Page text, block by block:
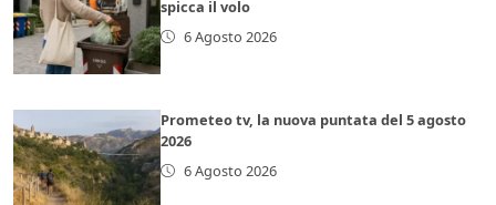
spicca il volo
6 Agosto 2026
Prometeo tv, la nuova puntata del 5 agosto
2026
6 Agosto 2026